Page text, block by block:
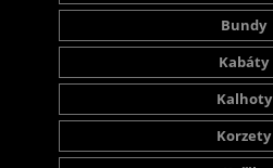
Bundy
Kabáty
Kalhoty
Korzety